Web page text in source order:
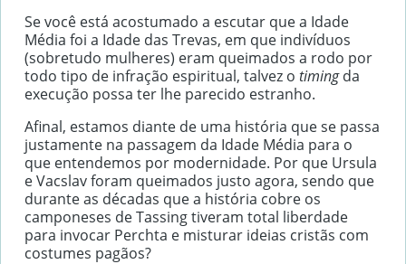
Se você está acostumado a escutar que a Idade
Média foi a Idade das Trevas, em que indivíduos
(sobretudo mulheres) eram queimados a rodo por
todo tipo de infração espiritual, talvez o timingda
execução possa ter lhe parecido estranho.
Afinal, estamos diante de uma história que se passa
justamente na passagem da Idade Média para o
que entendemos por modernidade. Por que Ursula
e Vacslav foram queimados justo agora, sendo que
durante as décadas que a história cobre os
camponeses de Tassing tiveram total liberdade
para invocar Perchta e misturar ideias cristãs com
costumes pagãos?